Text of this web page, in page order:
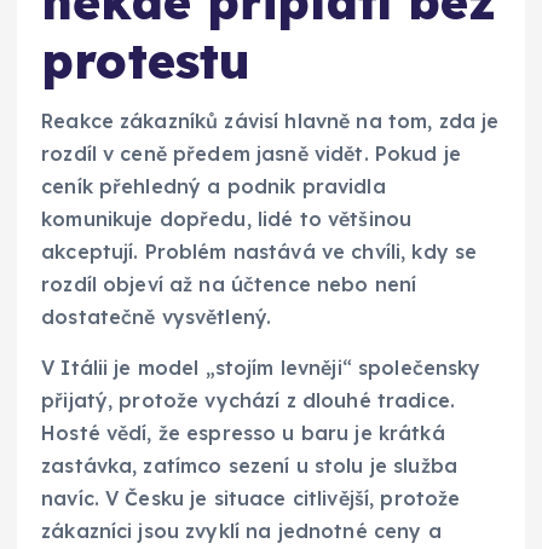
protestu
Reakce zákazníků závisí hlavně na tom, zda je
rozdíl v ceně předem jasně vidět. Pokud je
ceník přehledný a podnik pravidla
komunikuje dopředu, lidé to většinou
akceptují. Problém nastává ve chvíli, kdy se
rozdíl objeví až na účtence nebo není
dostatečně vysvětlený.
V Itálii je model „stojím levněji“ společensky
přijatý, protože vychází z dlouhé tradice.
Hosté vědí, že espresso u baru je krátká
zastávka, zatímco sezení u stolu je služba
navíc. V Česku je situace citlivější, protože
zákazníci jsou zvyklí na jednotné ceny a